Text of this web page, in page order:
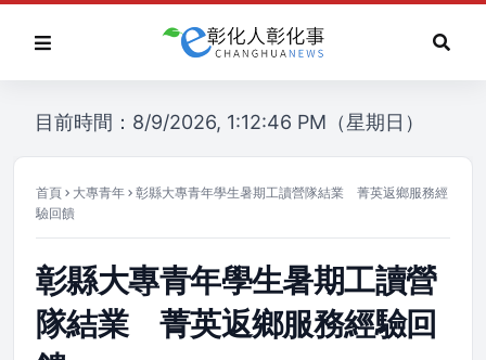
目前時間：8/9/2026, 1:12:46 PM（星期日）
首頁 大專青年
彰縣大專青年學生暑期工讀營隊結業 菁英返鄉服務經
驗回饋
彰縣大專青年學生暑期工讀營
隊結業 菁英返鄉服務經驗回